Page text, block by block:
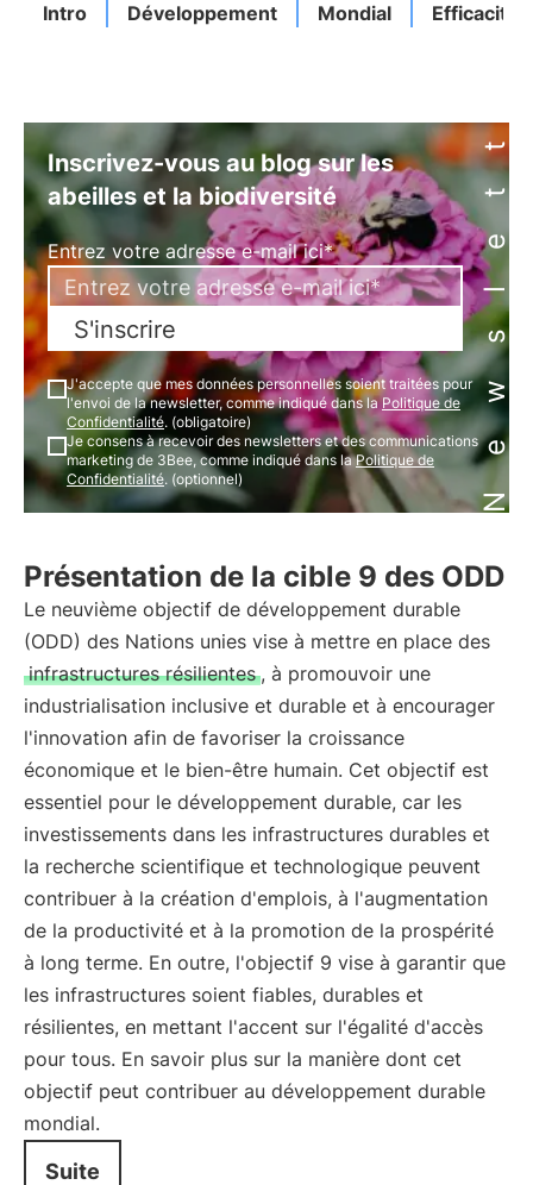
Intro Développement Mondial Efficacité
Newsletter
Inscrivez-vous au blog sur les
abeilles et la biodiversité
Entrez votre adresse e-mail ici*
S'inscrire
J'accepte que mes données personnelles soient traitées pour
l'envoi de la newsletter, comme indiqué dans laPolitique de
Confidentialité. (obligatoire)
Je consens à recevoir des newsletters et des communications
marketing de 3Bee, comme indiqué dans laPolitique de
Confidentialité. (optionnel)
Présentation de la cible 9 des ODD
Le neuvième objectif de développement durable
(ODD) des Nations unies vise à mettre en place des
infrastructures résilientes , à promouvoir une
industrialisation inclusive et durable et à encourager
l'innovation afin de favoriser la croissance
économique et le bien-être humain. Cet objectif est
essentiel pour le développement durable, car les
investissements dans les infrastructures durables et
la recherche scientifique et technologique peuvent
contribuer à la création d'emplois, à l'augmentation
de la productivité et à la promotion de la prospérité
à long terme. En outre, l'objectif 9 vise à garantir que
les infrastructures soient fiables, durables et
résilientes, en mettant l'accent sur l'égalité d'accès
pour tous. En savoir plus sur la manière dont cet
objectif peut contribuer au développement durable
mondial.
Suite